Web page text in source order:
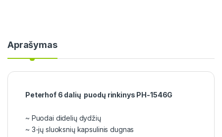
Aprašymas
Peterhof 6 dalių puodų rinkinys PH-1546G
~ Puodai didelių dydžių
~ 3-jų sluoksnių kapsulinis dugnas